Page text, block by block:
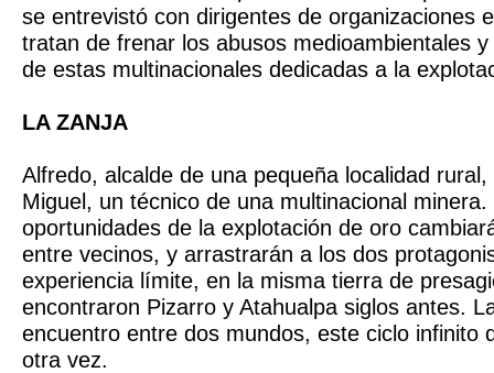
se entrevistó con dirigentes de organizaciones
tratan de frenar los abusos medioambientales
de estas multinacionales dedicadas a la
LA ZANJA
Alfredo, alcalde de una pequeña localidad
Miguel, un técnico de una multinacional
oportunidades de la explotación de oro
entre vecinos, y arrastrarán a los dos
experiencia límite, en la misma tierra de
encontraron Pizarro y Atahualpa siglos antes.
encuentro entre dos mundos, este ciclo infinito
otra vez.